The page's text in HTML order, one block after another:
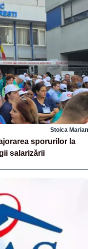
Stoica Marian
sporurilor la
salarizării